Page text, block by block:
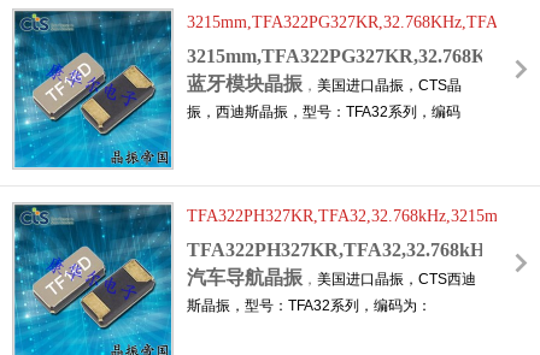
蓝牙模块晶振
蓝牙模块晶振 ， 美国进口晶振，CTS晶
振，西迪斯晶振，型号：TFA32系列，编码
围：-40℃至+105℃，频率：32.768KHz，小
体积晶振尺寸：3.2x1.5x0.9mm晶振，两脚贴
片晶振，石英晶振，石英水晶谐振器，无源晶
振，手表晶体，SMD晶振。具有超小型晶振，
轻薄型晶振，耐热及耐环境特点。 CTS TFA32
汽车导航晶振
汽车导航晶振 ， 美国进口晶振，CTS西迪
斯晶振，型号：TFA32系列，编码为：